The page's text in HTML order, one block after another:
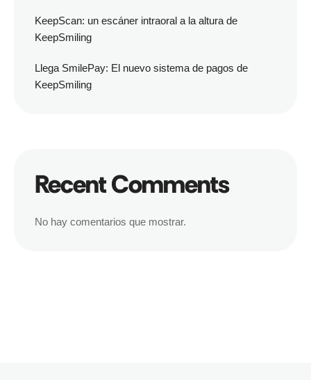
KeepScan: un escáner intraoral a la altura de
KeepSmiling
Llega SmilePay: El nuevo sistema de pagos de
KeepSmiling
Recent Comments
No hay comentarios que mostrar.